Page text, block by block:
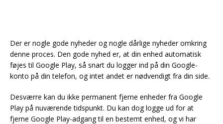
Der er nogle gode nyheder og nogle dårlige nyheder omkring
denne proces. Den gode nyhed er, at din enhed automatisk
føjes til Google Play, så snart du logger ind på din Google-
konto på din telefon, og intet andet er nødvendigt fra din side.
Desværre kan du ikke permanent fjerne enheder fra Google
Play på nuværende tidspunkt. Du kan dog logge ud for at
fjerne Google Play-adgang til en bestemt enhed, og vi har